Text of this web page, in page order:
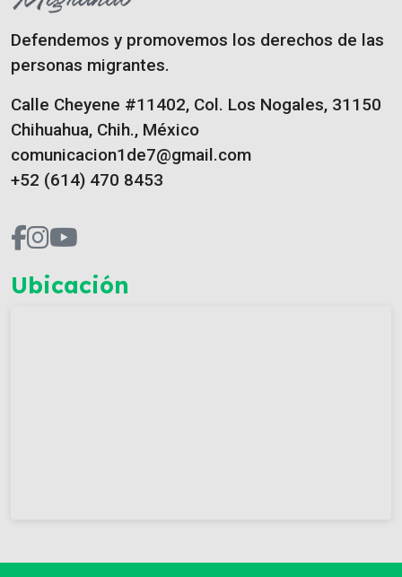
Defendemos y promovemos los derechos de las
personas migrantes.
Calle Cheyene #11402, Col. Los Nogales, 31150
Chihuahua, Chih., México
comunicacion1de7@gmail.com
+52 (614) 470 8453
Ubicación